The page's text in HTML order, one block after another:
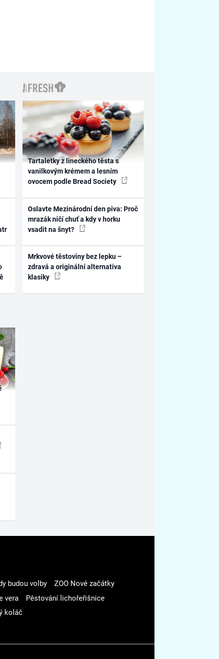
Tartaletky z lineckého těsta s
vanilkovým krémem a lesním
ovocem podle Bread Society
Oslavte Mezinárodní den piva: Proč
mrazák ničí chuť a kdy v horku
vsadit na šnyt?
Mrkvové těstoviny bez lepku –
zdravá a originální alternativa
klasiky
budou volby
ZOO Nové začátky
vera
Pěstování lichořeřišnice
koláč